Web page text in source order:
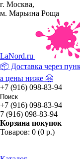
г. Москва,
м. Марьина Роща
LaNord.ru
📦 Доставка через
а цены ниже 🤗
+7 (916) 098-83-94
+7 (916) 098-83-94
7 (916) 098-83-94
Корзина покупок
Товаров: 0 (0 р.)